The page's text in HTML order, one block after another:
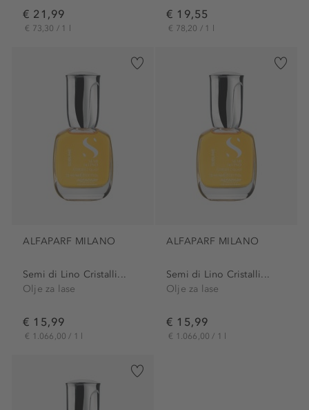
€ 21,99
€ 73,30 / 1 l
€ 19,55
€ 78,20 / 1 l
ALFAPARF MILANO
Semi di Lino Cristalli...
Olje za lase
€ 15,99
€ 1.066,00 / 1 l
ALFAPARF MILANO
Semi di Lino Cristalli...
Olje za lase
€ 15,99
€ 1.066,00 / 1 l